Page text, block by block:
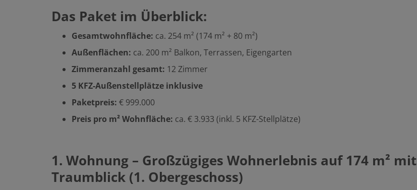
Das Paket im Überblick:
Gesamtwohnfläche: ca. 254 m² (174 m² + 80 m²)
Außenflächen: ca. 200 m² Balkon, Terrassen, Eigengarten
Zimmeranzahl gesamt: 12 Zimmer
5 KFZ-Außenstellplätze inklusive
Paketpreis: € 999.000
Preis pro m² Wohnfläche: ca. € 3.933 (inkl. 5 KFZ-Stellplätze)
1. Wohnung – Großzügiges Wohnerlebnis auf 174 m² mit
Traumblick (1. Obergeschoss)